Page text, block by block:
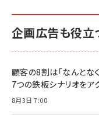
企画広告も役立
顧客の8割は「なんとな
7つの鉄板シナリオをア
8月3日 7:00